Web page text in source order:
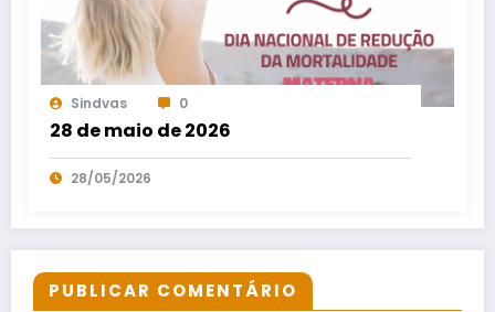
Sindvas 0
28 de maio de 2026
28/05/2026
PUBLICAR COMENTÁRIO